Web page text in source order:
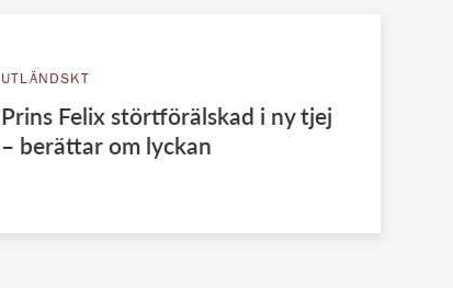
UTLÄNDSKT
Prins Felix störtförälskad i ny tjej
– berättar om lyckan